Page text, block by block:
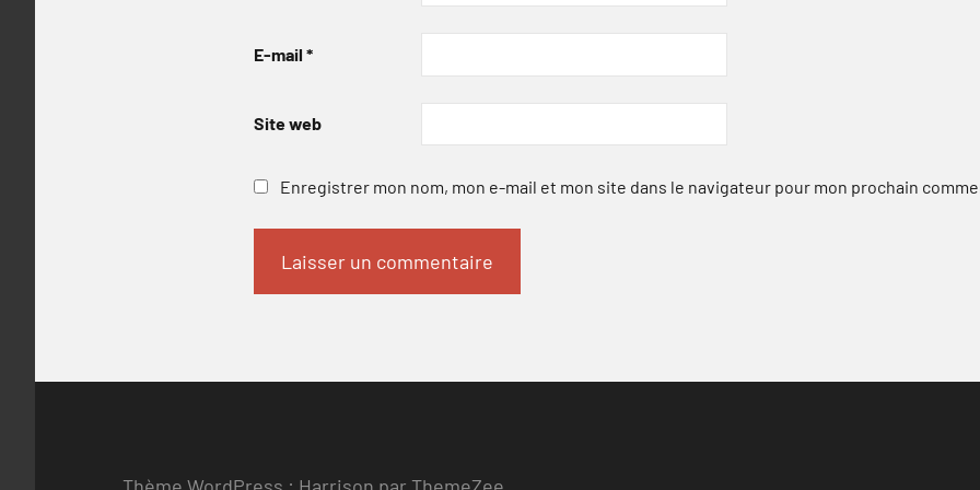
E-mail *
Site web
Enregistrer mon nom, mon e-mail et mon site dans le navigateur pour mon prochain